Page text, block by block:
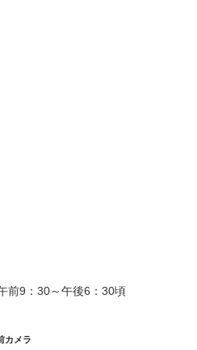
前9：30～午後6：30頃
カメラ